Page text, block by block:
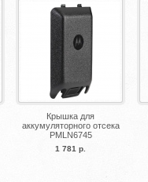
Крышка для
аккумуляторного отсека
PMLN6745
1 781 р.